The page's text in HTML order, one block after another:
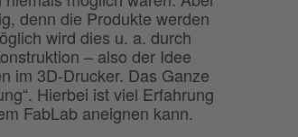
denn die Produkte werden
wird dies u. a. durch
– also der Idee
im 3D-Drucker. Das Ganze
Hierbei ist viel Erfahrung
FabLab aneignen kann.